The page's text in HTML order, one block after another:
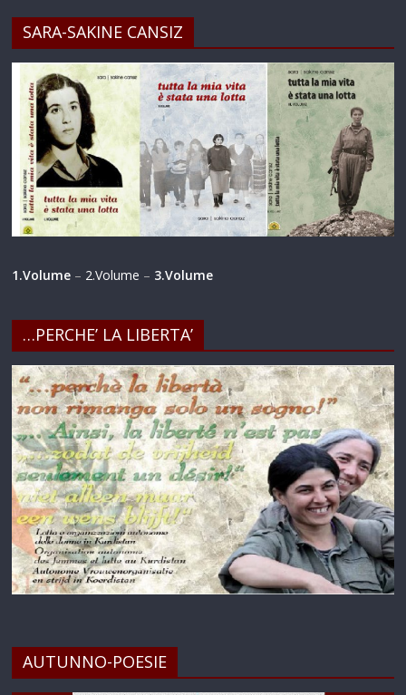
SARA-SAKINE CANSIZ
1.Volume – 2.Volume – 3.Volume
…PERCHE’ LA LIBERTA’
AUTUNNO-POESIE